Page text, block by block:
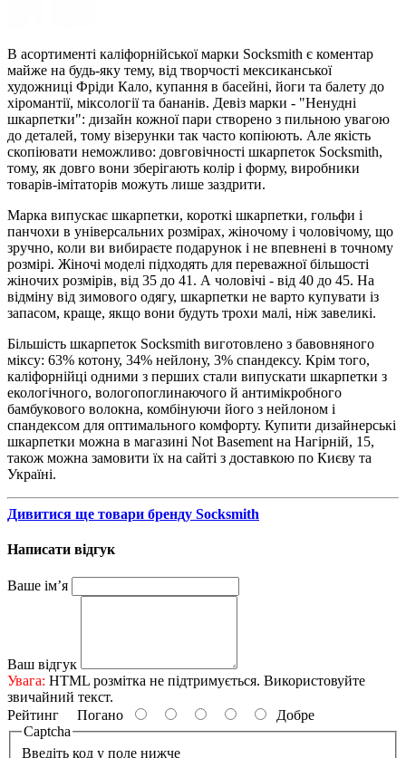
В асортименті каліфорнійської марки Socksmith є коментар
майже на будь-яку тему, від творчості мексиканської
художниці Фріди Кало, купання в басейні, йоги та балету до
хіромантії, міксології та бананів. Девіз марки - "Ненудні
шкарпетки": дизайн кожної пари створено з пильною увагою
до деталей, тому візерунки так часто копіюють. Але якість
скопіювати неможливо: довговічності шкарпеток Socksmith,
тому, як довго вони зберігають колір і форму, виробники
товарів-імітаторів можуть лише заздрити.
Марка випускає шкарпетки, короткі шкарпетки, гольфи і
панчохи в універсальних розмірах, жіночому і чоловічому, що
зручно, коли ви вибираєте подарунок і не впевнені в точному
розмірі. Жіночі моделі підходять для переважної більшості
жіночих розмірів, від 35 до 41. А чоловічі - від 40 до 45. На
відміну від зимового одягу, шкарпетки не варто купувати із
запасом, краще, якщо вони будуть трохи малі, ніж завеликі.
Більшість шкарпеток Socksmith виготовлено з бавовняного
міксу: 63% котону, 34% нейлону, 3% спандексу. Крім того,
каліфорнійці одними з перших стали випускати шкарпетки з
екологічного, вологопоглинаючого й антимікробного
бамбукового волокна, комбінуючи його з нейлоном і
спандексом для оптимального комфорту. Купити дизайнерські
шкарпетки можна в магазині Not Basement на Нагірній, 15,
також можна замовити їх на сайті з доставкою по Києву та
Україні.
Дивитися ще товари бренду Socksmith
Написати відгук
Ваше ім’я
Ваш відгук
Увага: HTML розмітка не підтримується. Використовуйте
звичайний текст.
Рейтинг Погано
Добре
Captcha
Введіть код у поле нижче